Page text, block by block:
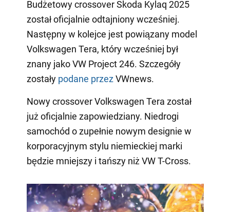
Budżetowy crossover Skoda Kylaq 2025
został oficjalnie odtajniony wcześniej.
Następny w kolejce jest powiązany model
Volkswagen Tera, który wcześniej był
znany jako VW Project 246. Szczegóły
zostały podane przezVWnews.
Nowy crossover Volkswagen Tera został
już oficjalnie zapowiedziany. Niedrogi
samochód o zupełnie nowym designie w
korporacyjnym stylu niemieckiej marki
będzie mniejszy i tańszy niż VW T-Cross.